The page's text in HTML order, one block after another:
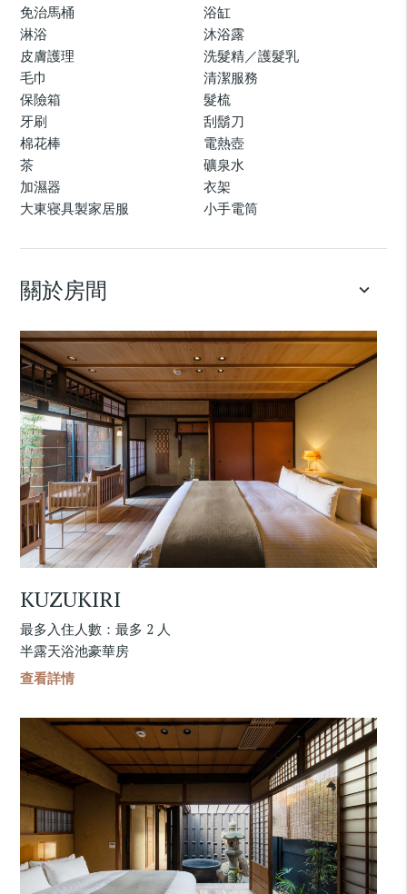
免治馬桶
浴缸
淋浴
沐浴露
皮膚護理
洗髮精／護髮乳
毛巾
清潔服務
保險箱
髮梳
牙刷
刮鬍刀
棉花棒
電熱壺
茶
礦泉水
加濕器
衣架
大東寝具製家居服
小手電筒
關於房間 keyboard_arrow_down
KUZUKIRI
最多入住人數：最多 2 人
半露天浴池豪華房
查看詳情